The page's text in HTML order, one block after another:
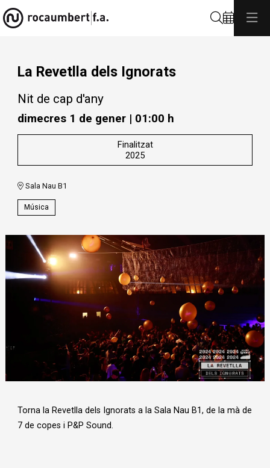
La Revetlla dels Ignorats
Nit de cap d'any
dimecres 1 de gener | 01:00 h
Finalitzat
2025
Sala Nau B1
Música
Torna la Revetlla dels Ignorats a la Sala Nau B1, de la mà de
7 de copes i P&P Sound.